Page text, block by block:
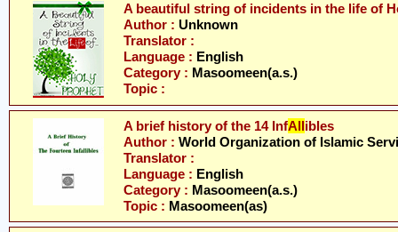
A beautiful string of incidents in the life of
Author : Unknown
Translator :
Language : English
Category : Masoomeen(a.s.)
Topic :
A brief history of the 14 InfAllibles
Author : World Organization of Islamic
Translator :
Language : English
Category : Masoomeen(a.s.)
Topic : Masoomeen(as)